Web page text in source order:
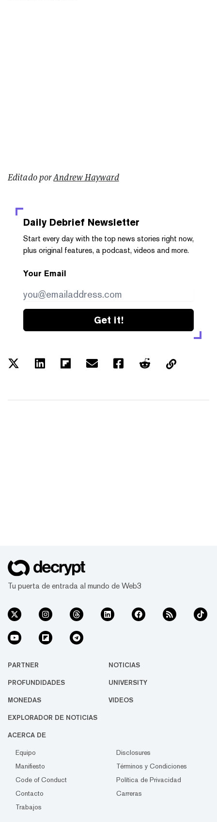
Editado porAndrew Hayward
Daily Debrief Newsletter
Start every day with the top news stories right now,
plus original features, a podcast, videos and more.
Your Email
Get it!
Tu puerta de entrada al mundo de Web3
PARTNER NOTICIAS
PROFUNDIDADES UNIVERSITY
MONEDAS VIDEOS
EXPLORADOR DE NOTICIAS
ACERCA DE
Equipo
Disclosures
Manifiesto
Términos y Condiciones
Code of Conduct
Política de Privacidad
Contacto
Carreras
Trabajos